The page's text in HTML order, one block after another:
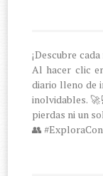
¡Descubre
Al hacer clic
diario lleno de
inolvidables.
pierdas ni un
👥